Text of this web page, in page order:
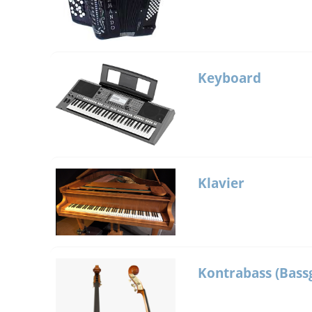
Keyboard
Klavier
Kontrabass